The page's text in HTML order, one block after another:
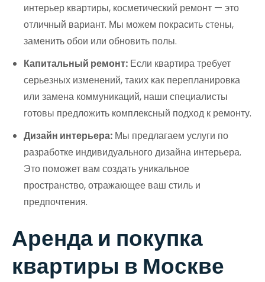
интерьер квартиры, косметический ремонт — это
отличный вариант. Мы можем покрасить стены,
заменить обои или обновить полы.
Капитальный ремонт: Если квартира требует
серьезных изменений, таких как перепланировка
или замена коммуникаций, наши специалисты
готовы предложить комплексный подход к ремонту.
Дизайн интерьера: Мы предлагаем услуги по
разработке индивидуального дизайна интерьера.
Это поможет вам создать уникальное
пространство, отражающее ваш стиль и
предпочтения.
Аренда и покупка
квартиры в Москве